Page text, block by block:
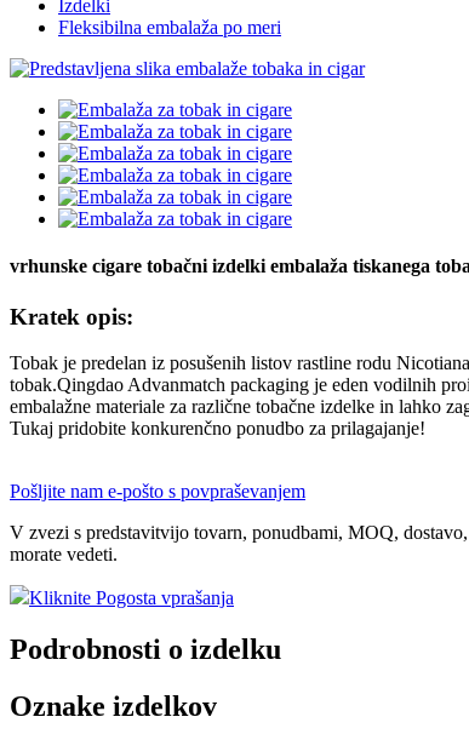
Izdelki
Fleksibilna embalaža po meri
vrhunske cigare tobačni izdelki embalaža tiskanega
Kratek opis:
Tobak je predelan iz posušenih listov rastline rodu
tobak.Qingdao Advanmatch packaging je eden vodilnih
embalažne materiale za različne tobačne izdelke in lahko
Tukaj pridobite konkurenčno ponudbo za prilagajanje!
Pošljite nam e-pošto s povpraševanjem
V zvezi s predstavitvijo tovarn, ponudbami, MOQ,
morate vedeti.
Kliknite Pogosta vprašanja
Podrobnosti o izdelku
Oznake izdelkov